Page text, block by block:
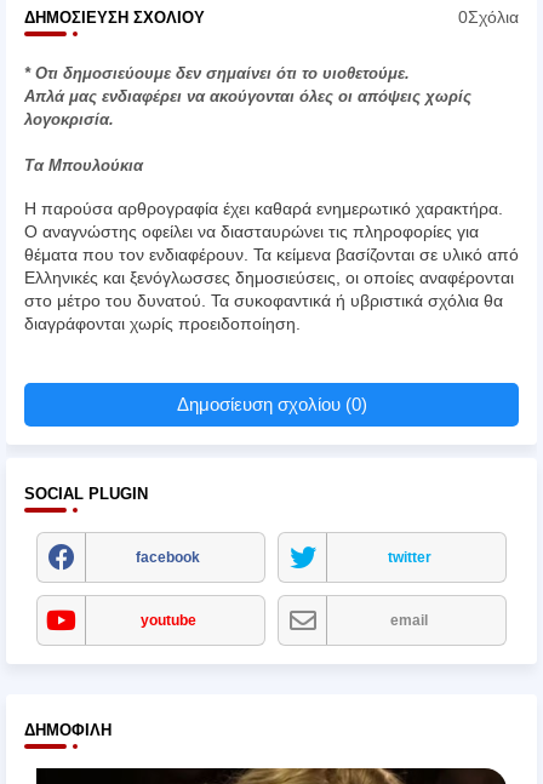
ΔΗΜΟΣΊΕΥΣΗ ΣΧΟΛΊΟΥ 0Σχόλια
* Οτι δημοσιεύουμε δεν σημαίνει ότι το υιοθετούμε.
Απλά μας ενδιαφέρει να ακούγονται όλες οι απόψεις χωρίς
λογοκρισία.
Τα Μπουλούκια
Η παρούσα αρθρογραφία έχει καθαρά ενημερωτικό χαρακτήρα.
Ο αναγνώστης οφείλει να διασταυρώνει τις πληροφορίες για
θέματα που τον ενδιαφέρουν. Τα κείμενα βασίζονται σε υλικό από
Ελληνικές και ξενόγλωσσες δημοσιεύσεις, οι οποίες αναφέρονται
στο μέτρο του δυνατού. Τα συκοφαντικά ή υβριστικά σχόλια θα
διαγράφονται χωρίς προειδοποίηση.
Δημοσίευση σχολίου (0)
SOCIAL PLUGIN
facebook twitter
youtube email
ΔΗΜΟΦΙΛΉ